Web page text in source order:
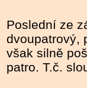
Poslední ze
dvoupatrový,
však silně
patro. T.č.